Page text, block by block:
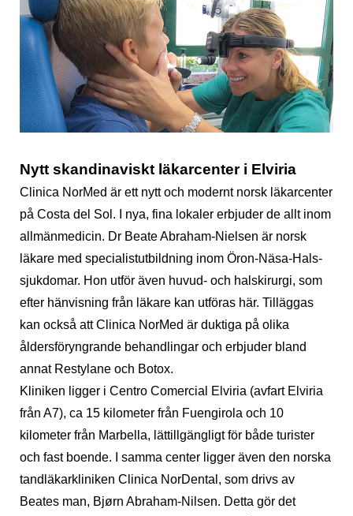
Nytt skandinaviskt läkarcenter i Elviria
Clinica NorMed är ett nytt och modernt norsk läkarcenter
på Costa del Sol. I nya, fina lokaler erbjuder de allt inom
allmänmedicin. Dr Beate Abraham-Nielsen är norsk
läkare med specialistutbildning inom Öron-Näsa-Hals-
sjukdomar. Hon utför även huvud- och halskirurgi, som
efter hänvisning från läkare kan utföras här. Tilläggas
kan också att Clinica NorMed är duktiga på olika
åldersföryngrande behandlingar och erbjuder bland
annat Restylane och Botox.
Kliniken ligger i Centro Comercial Elviria (avfart Elviria
från A7), ca 15 kilometer från Fuengirola och 10
kilometer från Marbella, lättillgängligt för både turister
och fast boende. I samma center ligger även den norska
tandläkarkliniken Clinica NorDental, som drivs av
Beates man, Bjørn Abraham-Nilsen. Detta gör det